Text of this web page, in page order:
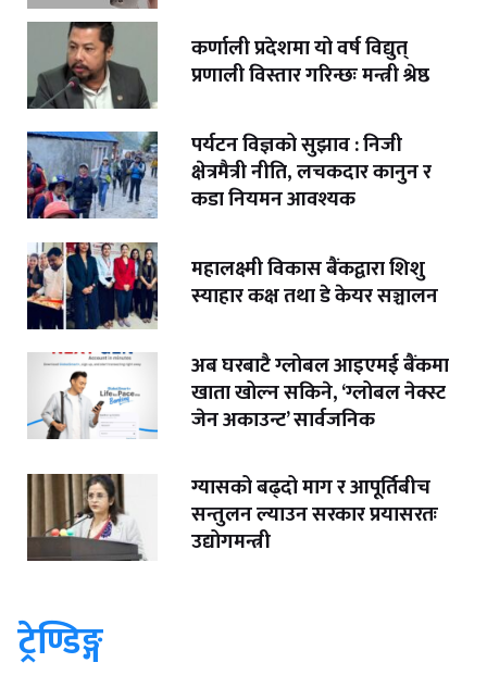
कर्णाली प्रदेशमा यो वर्ष विद्युत्
प्रणाली विस्तार गरिन्छः मन्त्री श्रेष्ठ
पर्यटन विज्ञको सुझाव : निजी
क्षेत्रमैत्री नीति, लचकदार कानुन र
कडा नियमन आवश्यक
महालक्ष्मी विकास बैंकद्वारा शिशु
स्याहार कक्ष तथा डे केयर सञ्चालन
अब घरबाटै ग्लोबल आइएमई बैंकमा
खाता खोल्न सकिने, ‘ग्लोबल नेक्स्ट
जेन अकाउन्ट’ सार्वजनिक
ग्यासको बढ्दो माग र आपूर्तिबीच
सन्तुलन ल्याउन सरकार प्रयासरतः
उद्योगमन्त्री
ट्रेण्डिङ्ग